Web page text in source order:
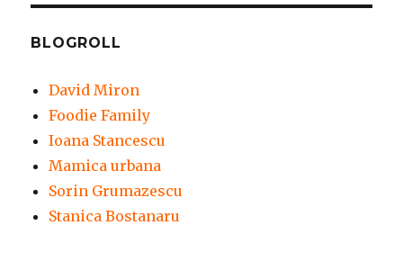
BLOGROLL
David Miron
Foodie Family
Ioana Stancescu
Mamica urbana
Sorin Grumazescu
Stanica Bostanaru